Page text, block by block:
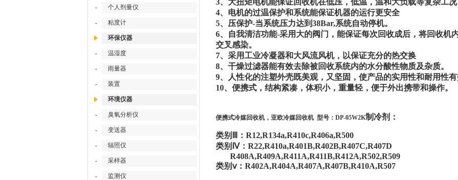
- 个人剂量仪
- 粘度计
环保仪器
- 温湿度
- 雨量器
- 装置
环境仪器
- 臭氧分析仪
- 变送器
- 辐照仪
- 采样器
- 监测仪
3、大扭矩电机能保证回收机在低压，低温，温和大负载等复杂工
4、电机的过温保护和系统能保证机器的运行更安全
5、压保护-当系统压力达到38Bar,系统自动停机。
6、自我清洁功能-采用大的阀门，能保证每次回收成后，将回收机
交叉感染。
7、采用工业冷凝器和大风流风机，以保证充分的热交换
8、干燥过滤器能有效去除被回收系统内的水分酸性物质及杂质。
9、人性化的注塑外壳既美观，又坚固，使产品的实用性和耐用性
10、便携式，结构紧凑，体积小，重量轻，便于外出携带和操作。
便携式冷媒回收机，亚欧冷媒回收机 型号：DP-05W2K制冷剂：
类别Ⅲ：R12,R134a,R410c,R406a,R500
类别Ⅳ：R22,R410a,R401B,R402B,R407C,R407D
R408A,R409A,R411A,R411B,R412A,R502,R509
类别ⅴ：R402A,R404A,R407A,R407B,R410A,R507